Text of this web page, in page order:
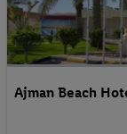
Ajman Beach